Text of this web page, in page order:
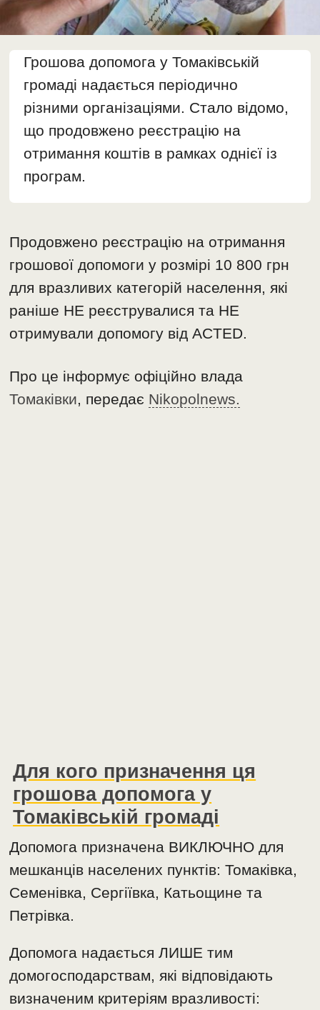
Грошова допомога у Томаківській
громаді надається періодично
різними організаціями. Стало відомо,
що продовжено реєстрацію на
отримання коштів в рамках однієї із
програм.
Продовжено реєстрацію на отримання
грошової допомоги у розмірі 10 800 грн
для вразливих категорій населення, які
раніше НЕ реєструвалися та НЕ
отримували допомогу від ACTED.
Про це інформує офіційно влада
Томаківки, передає Nikopolnews.
Для кого призначення ця
грошова допомога у
Томаківській громаді
Допомога призначена ВИКЛЮЧНО для
мешканців населених пунктів: Томаківка,
Семенівка, Сергіївка, Катьощине та
Петрівка.
Допомога надається ЛИШЕ тим
домогосподарствам, які відповідають
визначеним критеріям вразливості: